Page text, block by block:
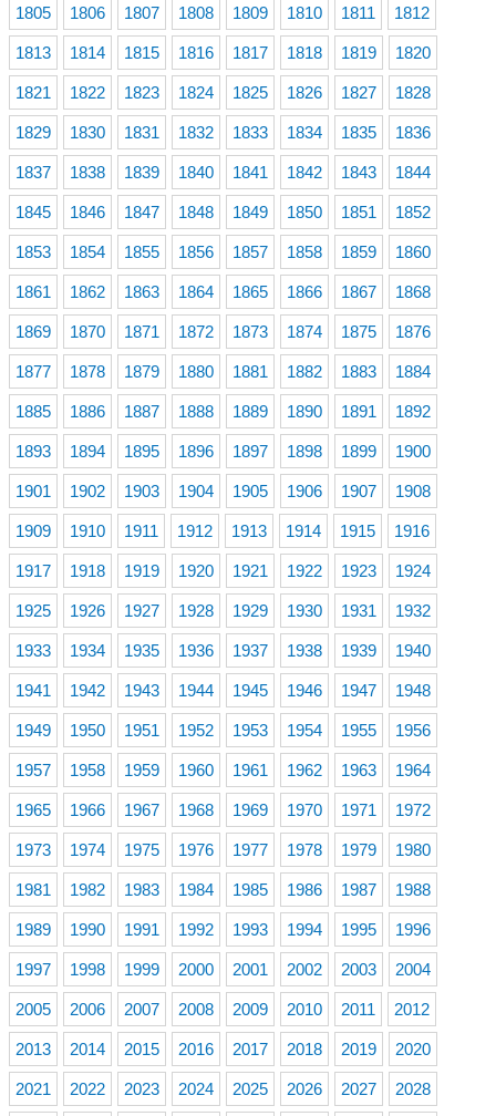
1805 1806 1807 1808 1809 1810 1811 1812
1813 1814 1815 1816 1817 1818 1819 1820
1821 1822 1823 1824 1825 1826 1827 1828
1829 1830 1831 1832 1833 1834 1835 1836
1837 1838 1839 1840 1841 1842 1843 1844
1845 1846 1847 1848 1849 1850 1851 1852
1853 1854 1855 1856 1857 1858 1859 1860
1861 1862 1863 1864 1865 1866 1867 1868
1869 1870 1871 1872 1873 1874 1875 1876
1877 1878 1879 1880 1881 1882 1883 1884
1885 1886 1887 1888 1889 1890 1891 1892
1893 1894 1895 1896 1897 1898 1899 1900
1901 1902 1903 1904 1905 1906 1907 1908
1909 1910 1911 1912 1913 1914 1915 1916
1917 1918 1919 1920 1921 1922 1923 1924
1925 1926 1927 1928 1929 1930 1931 1932
1933 1934 1935 1936 1937 1938 1939 1940
1941 1942 1943 1944 1945 1946 1947 1948
1949 1950 1951 1952 1953 1954 1955 1956
1957 1958 1959 1960 1961 1962 1963 1964
1965 1966 1967 1968 1969 1970 1971 1972
1973 1974 1975 1976 1977 1978 1979 1980
1981 1982 1983 1984 1985 1986 1987 1988
1989 1990 1991 1992 1993 1994 1995 1996
1997 1998 1999 2000 2001 2002 2003 2004
2005 2006 2007 2008 2009 2010 2011 2012
2013 2014 2015 2016 2017 2018 2019 2020
2021 2022 2023 2024 2025 2026 2027 2028